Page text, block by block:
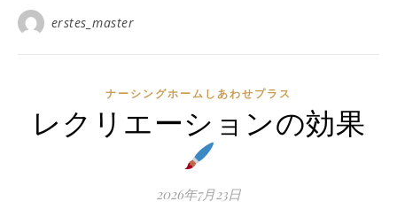
erstes_master
ナーシングホームしあわせプラス
レクリエーションの効果
2026年7月23日